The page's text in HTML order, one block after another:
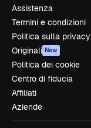
Assistenza
Termini e condizioni
Politica sulla privacy
Originali New
Politica dei cookie
Centro di fiducia
Affiliati
Aziende